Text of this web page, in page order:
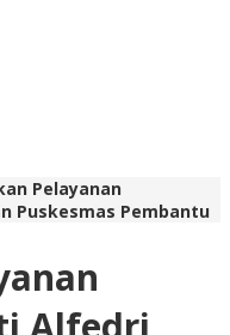
Pelayanan
Puskesmas Pembantu